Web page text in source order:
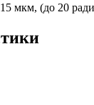
мкм, (до 20